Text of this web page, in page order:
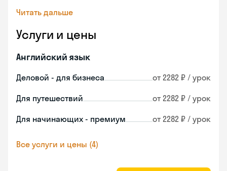
Читать дальше
Услуги и цены
Английский язык
Деловой - для бизнеса от 2282 ₽ / урок
Для путешествий от 2282 ₽ / урок
Для начинающих - премиум от 2282 ₽ / урок
Все услуги и цены (4)